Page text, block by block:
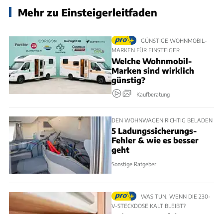
Mehr zu Einsteigerleitfaden
GÜNSTIGE WOHNMOBIL-
MARKEN FÜR EINSTEIGER
Welche Wohnmobil-
Marken sind wirklich
günstig?
Kaufberatung
DEN WOHNWAGEN RICHTIG BELADEN
5 Ladungssicherungs-
Fehler & wie es besser
geht
Sonstige Ratgeber
WAS TUN, WENN DIE 230-
V-STECKDOSE KALT BLEIBT?